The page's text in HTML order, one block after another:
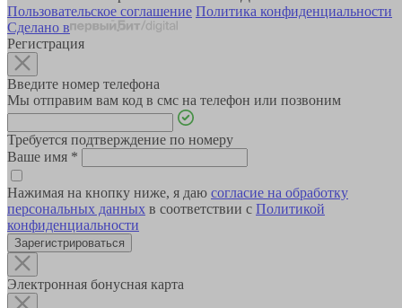
Пользовательское соглашение Политика конфиденциальности
Сделано в
Регистрация
Введите номер телефона
Мы отправим вам код в смс на телефон или позвоним
Требуется подтверждение по номеру
Ваше имя *
Нажимая на кнопку ниже, я даю согласие на обработку
персональных данных в соответствии с Политикой
конфиденциальности
Зарегистрироваться
Электронная бонусная карта